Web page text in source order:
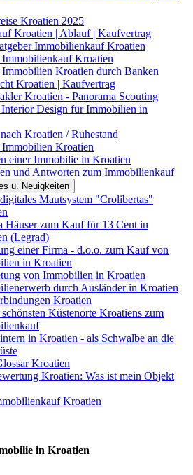
Kroatien 2025
Kroatien | Ablauf | Kaufvertrag
Immobilienkauf Kroatien
Immobilienkauf Kroatien
Kroatien durch Banken
Kroatien | Kaufvertrag
Kroatien - Panorama Scouting
Design für Immobilien in
Kroatien / Ruhestand
Immobilien Kroatien
einer Immobilie in Kroatien
und Antworten zum Immobilienkauf
u. Neuigkeiten
Mautsystem "Crolibertas"
Häuser zum Kauf für 13 Cent in
(Legrad)
einer Firma - d.o.o. zum Kauf von
in Kroatien
von Immobilien in Kroatien
durch Ausländer in Kroatien
Kroatien
Küstenorte Kroatiens zum
in Kroatien - als Schwalbe an die
Kroatien
Kroatien: Was ist mein Objekt
Kroatien
in Kroatien